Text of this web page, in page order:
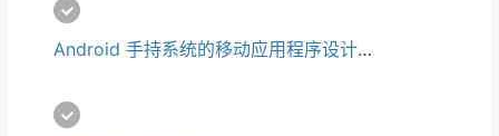
Andr​​oid 手持系统的移动应用程序设计培训